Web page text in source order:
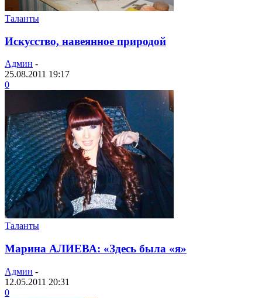
Таланты
Искусство, навеянное природой
Админ -
25.08.2011 19:17
0
Таланты
Марина АЛИЕВА: «Здесь была «я»
Админ -
12.05.2011 20:31
0